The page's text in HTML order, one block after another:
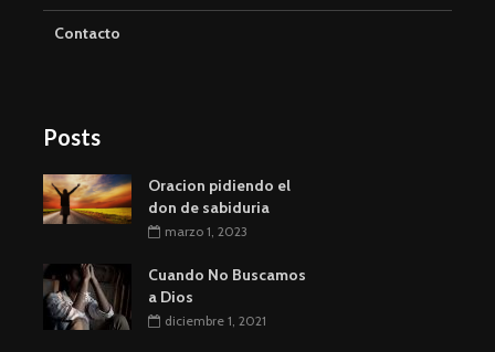
Contacto
Posts
Oracion pidiendo el
don de sabiduria
marzo 1, 2023
Cuando No Buscamos
a Dios
diciembre 1, 2021